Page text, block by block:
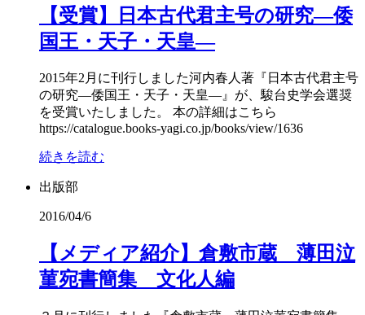
【受賞】日本古代君主号の研究―倭
国王・天子・天皇―
2015年2月に刊行しました河内春人著『日本古代君主号
の研究―倭国王・天子・天皇―』が、駿台史学会選奨
を受賞いたしました。 本の詳細はこちら
https://catalogue.books-yagi.co.jp/books/view/1636
続きを読む
出版部
2016/04/6
【メディア紹介】倉敷市蔵 薄田泣
菫宛書簡集 文化人編